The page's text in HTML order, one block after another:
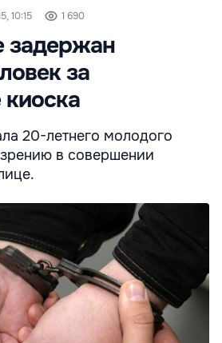
10:15 1 690
задержан
за
20-летнего молодого
в совершении